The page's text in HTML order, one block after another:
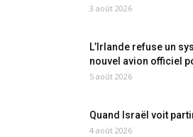
3 août 2026
L’Irlande refuse un
nouvel avion officiel
5 août 2026
Quand Israël voit
4 août 2026